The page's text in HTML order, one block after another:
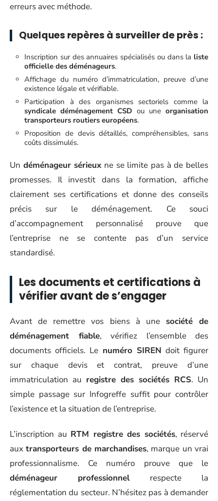
erreurs avec méthode.
Quelques repères à surveiller de près :
Inscription sur des annuaires spécialisés ou dans la liste
officielle des déménageurs.
Affichage du numéro d’immatriculation, preuve d’une
existence légale et vérifiable.
Participation à des organismes sectoriels comme la
syndicale déménagement CSD ou uneorganisation
transporteurs routiers européens.
Proposition de devis détaillés, compréhensibles, sans
coûts dissimulés.
Un déménageur sérieux ne se limite pas à de belles
promesses. Il investit dans la formation, affiche
clairement ses certifications et donne des conseils
précis sur le déménagement. Ce souci
d’accompagnement personnalisé prouve que
l’entreprise ne se contente pas d’un service
standardisé.
Les documents et certifications à
vérifier avant de s’engager
Avant de remettre vos biens à une société de
déménagement fiable, vérifiez l’ensemble des
documents officiels. Le numéro SIREN doit figurer
sur chaque devis et contrat, preuve d’une
immatriculation au registre des sociétés RCS. Un
simple passage sur Infogreffe suffit pour contrôler
l’existence et la situation de l’entreprise.
L’inscription au RTM registre des sociétés, réservé
auxtransporteurs de marchandises, marque un vrai
professionnalisme. Ce numéro prouve que le
déménageur professionnelrespecte la
réglementation du secteur. N’hésitez pas à demander